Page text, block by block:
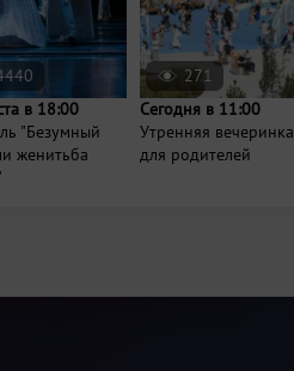
в 18:00
"Безумный
женитьба
271
Сегодня в 11:00
Утренняя вечеринка
для родителей